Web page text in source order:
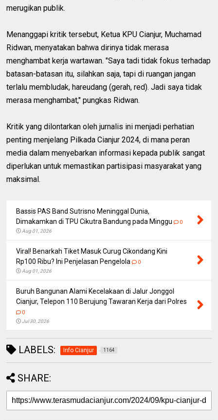
merugikan publik.
Menanggapi kritik tersebut, Ketua KPU Cianjur, Muchamad
Ridwan, menyatakan bahwa dirinya tidak merasa
menghambat kerja wartawan. "Saya tadi tidak fokus terhadap
batasan-batasan itu, silahkan saja, tapi di ruangan jangan
terlalu membludak, hareudang (gerah, red). Jadi saya tidak
merasa menghambat," pungkas Ridwan.
Kritik yang dilontarkan oleh jurnalis ini menjadi perhatian
penting menjelang Pilkada Cianjur 2024, di mana peran
media dalam menyebarkan informasi kepada publik sangat
diperlukan untuk memastikan partisipasi masyarakat yang
maksimal.
Bassis PAS Band Sutrisno Meninggal Dunia,
Dimakamkan di TPU Cikutra Bandung pada Minggu
0
Aug 01, 2026
Viral! Benarkah Tiket Masuk Curug Cikondang Kini
Rp100 Ribu? Ini Penjelasan Pengelola
0
Aug 01, 2026
Buruh Bangunan Alami Kecelakaan di Jalur Jonggol
Cianjur, Telepon 110 Berujung Tawaran Kerja dari Polres
0
Jul 30, 2026
LABELS: Info Cianjur 1164
SHARE: